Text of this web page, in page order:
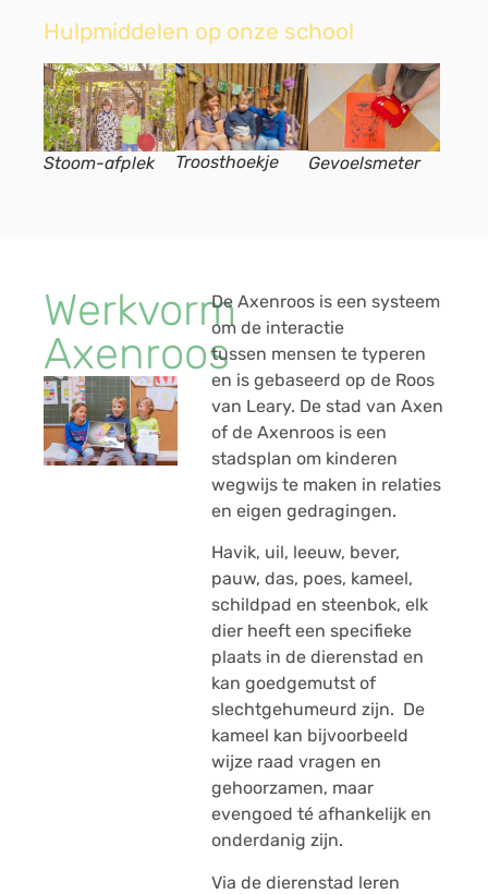
Hulpmiddelen op onze school
Stoom-afplek Troosthoekje Gevoelsmeter
Werkvorm
Axenroos
De Axenroos is een systeem
om de interactie
tussen mensen te typeren
en is gebaseerd op de Roos
van Leary.​ De stad van Axen
of de Axenroos is een
stadsplan om kinderen
wegwijs te maken in relaties
en eigen gedragingen.
Havik, uil, leeuw, bever,
pauw, das, poes, kameel,
schildpad en steenbok, elk
dier heeft een specifieke
plaats in de dierenstad en
kan goedgemutst of
slechtgehumeurd zijn. De
kameel kan bijvoorbeeld
wijze raad vragen en
gehoorzamen, maar
evengoed té afhankelijk en
onderdanig zijn.
Via de dierenstad leren